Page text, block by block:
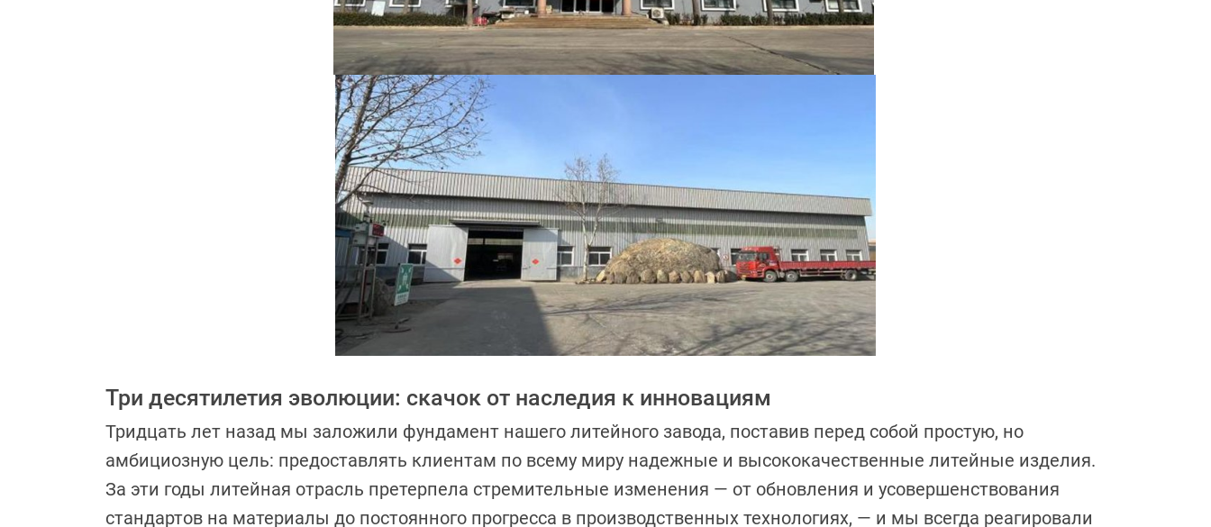
Три десятилетия эволюции: скачок от наследия к инновациям
Тридцать лет назад мы заложили фундамент нашего литейного завода, поставив перед собой простую, но
амбициозную цель: предоставлять клиентам по всему миру надежные и высококачественные литейные изделия.
За эти годы литейная отрасль претерпела стремительные изменения — от обновления и усовершенствования
стандартов на материалы до постоянного прогресса в производственных технологиях, — и мы всегда реагировали